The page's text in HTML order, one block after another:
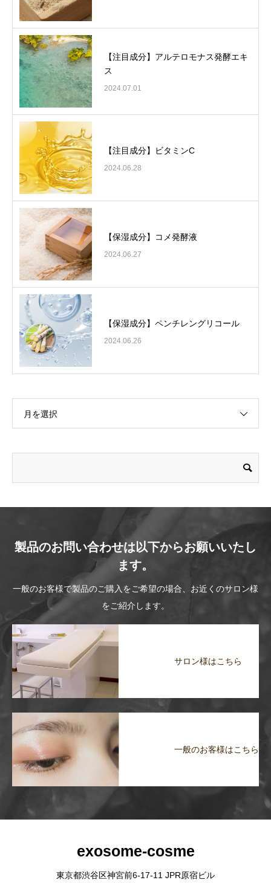
【注目成分】アルテロモナス発酵エキ
ス
2024.07.01
【注目成分】ビタミンC
2024.06.28
【保湿成分】コメ発酵液
2024.06.27
【保湿成分】ペンチレングリコール
2024.06.26
月を選択
製品のお問い合わせは以下からお願いいたし
ます。
一般のお客様で製品のご購入をご希望の場合、お近くのサロン様
をご紹介します。
サロン様はこちら
一般のお客様はこちら
exosome-cosme
東京都渋谷区神宮前6-17-11 JPR原宿ビル